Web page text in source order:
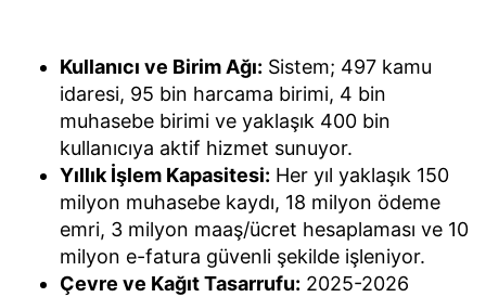
Kullanıcı ve Birim Ağı: Sistem; 497 kamu
idaresi, 95 bin harcama birimi, 4 bin
muhasebe birimi ve yaklaşık 400 bin
kullanıcıya aktif hizmet sunuyor.
Yıllık İşlem Kapasitesi: Her yıl yaklaşık 150
milyon muhasebe kaydı, 18 milyon ödeme
emri, 3 milyon maaş/ücret hesaplaması ve 10
milyon e-fatura güvenli şekilde işleniyor.
Çevre ve Kağıt Tasarrufu: 2025-2026